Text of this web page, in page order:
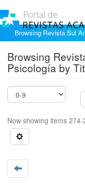
Browsing Revista Sul
Browsing
Psicología by
Now showing items